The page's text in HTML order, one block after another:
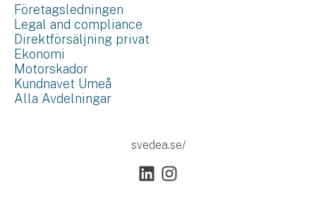
Företagsledningen
Legal and compliance
Direktförsäljning privat
Ekonomi
Motorskador
Kundnavet Umeå
Alla Avdelningar
svedea.se/